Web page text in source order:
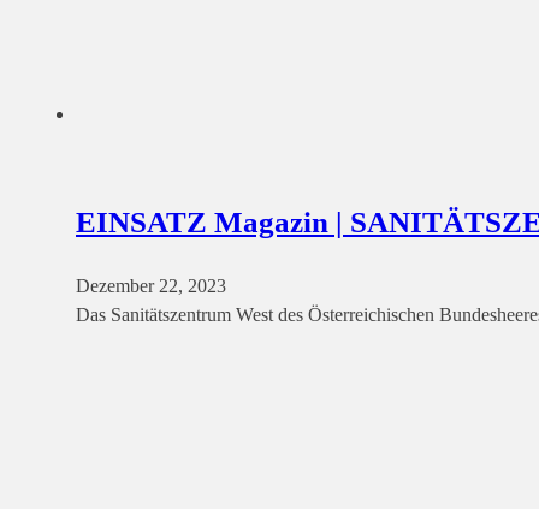
EINSATZ Magazin |
Dezember 22, 2023
Das Sanitätszentrum West des Österreichischen